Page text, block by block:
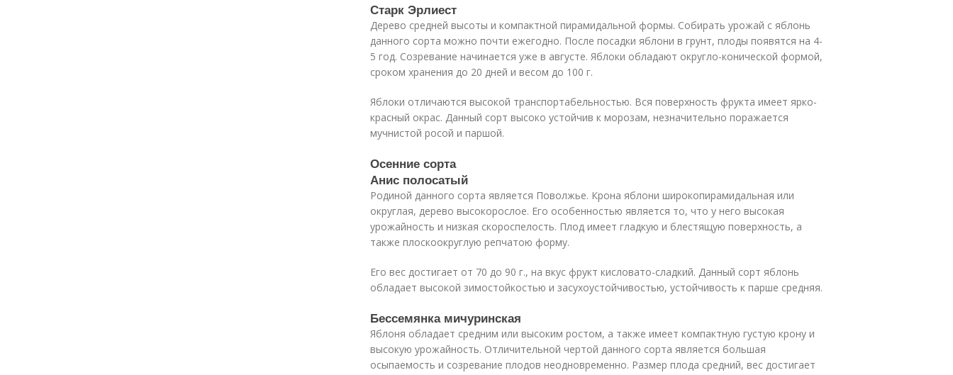
Старк Эрлиест
Дерево средней высоты и компактной пирамидальной формы. Собирать урожай с яблонь
данного сорта можно почти ежегодно. После посадки яблони в грунт, плоды появятся на 4-
5 год. Созревание начинается уже в августе. Яблоки обладают округло-конической формой,
сроком хранения до 20 дней и весом до 100 г.
Яблоки отличаются высокой транспортабельностью. Вся поверхность фрукта имеет ярко-
красный окрас. Данный сорт высоко устойчив к морозам, незначительно поражается
мучнистой росой и паршой.
Осенние сорта
Анис полосатый
Родиной данного сорта является Поволжье. Крона яблони широкопирамидальная или
округлая, дерево высокорослое. Его особенностью является то, что у него высокая
урожайность и низкая скороспелость. Плод имеет гладкую и блестящую поверхность, а
также плоскоокруглую репчатою форму.
Его вес достигает от 70 до 90 г., на вкус фрукт кисловато-сладкий. Данный сорт яблонь
обладает высокой зимостойкостью и засухоустойчивостью, устойчивость к парше средняя.
Бессемянка мичуринская
Яблоня обладает средним или высоким ростом, а также имеет компактную густую крону и
высокую урожайность. Отличительной чертой данного сорта является большая
осыпаемость и созревание плодов неодновременно. Размер плода средний, вес достигает